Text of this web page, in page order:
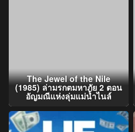
The Jewel of the Nile
(1985) ล่ามรกตมหาภัย 2 ตอน
อัญมณีแห่งลุ่มแม่น้ำไนล์